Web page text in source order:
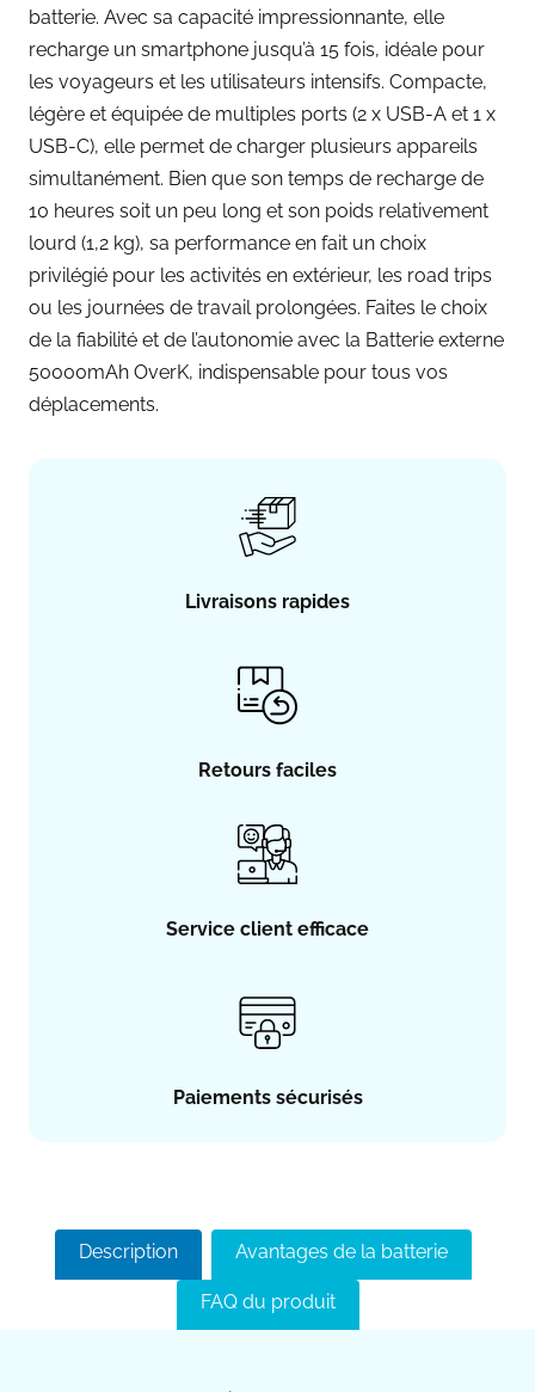
batterie. Avec sa capacité impressionnante, elle
recharge un smartphone jusqu’à 15 fois, idéale pour
les voyageurs et les utilisateurs intensifs. Compacte,
légère et équipée de multiples ports (2 x USB-A et 1 x
USB-C), elle permet de charger plusieurs appareils
simultanément. Bien que son temps de recharge de
10 heures soit un peu long et son poids relativement
lourd (1,2 kg), sa performance en fait un choix
privilégié pour les activités en extérieur, les road trips
ou les journées de travail prolongées. Faites le choix
de la fiabilité et de l’autonomie avec la Batterie externe
50000mAh OverK, indispensable pour tous vos
déplacements.
Livraisons rapides
Retours faciles
Service client efficace
Paiements sécurisés
Description Avantages de la batterie
FAQ du produit